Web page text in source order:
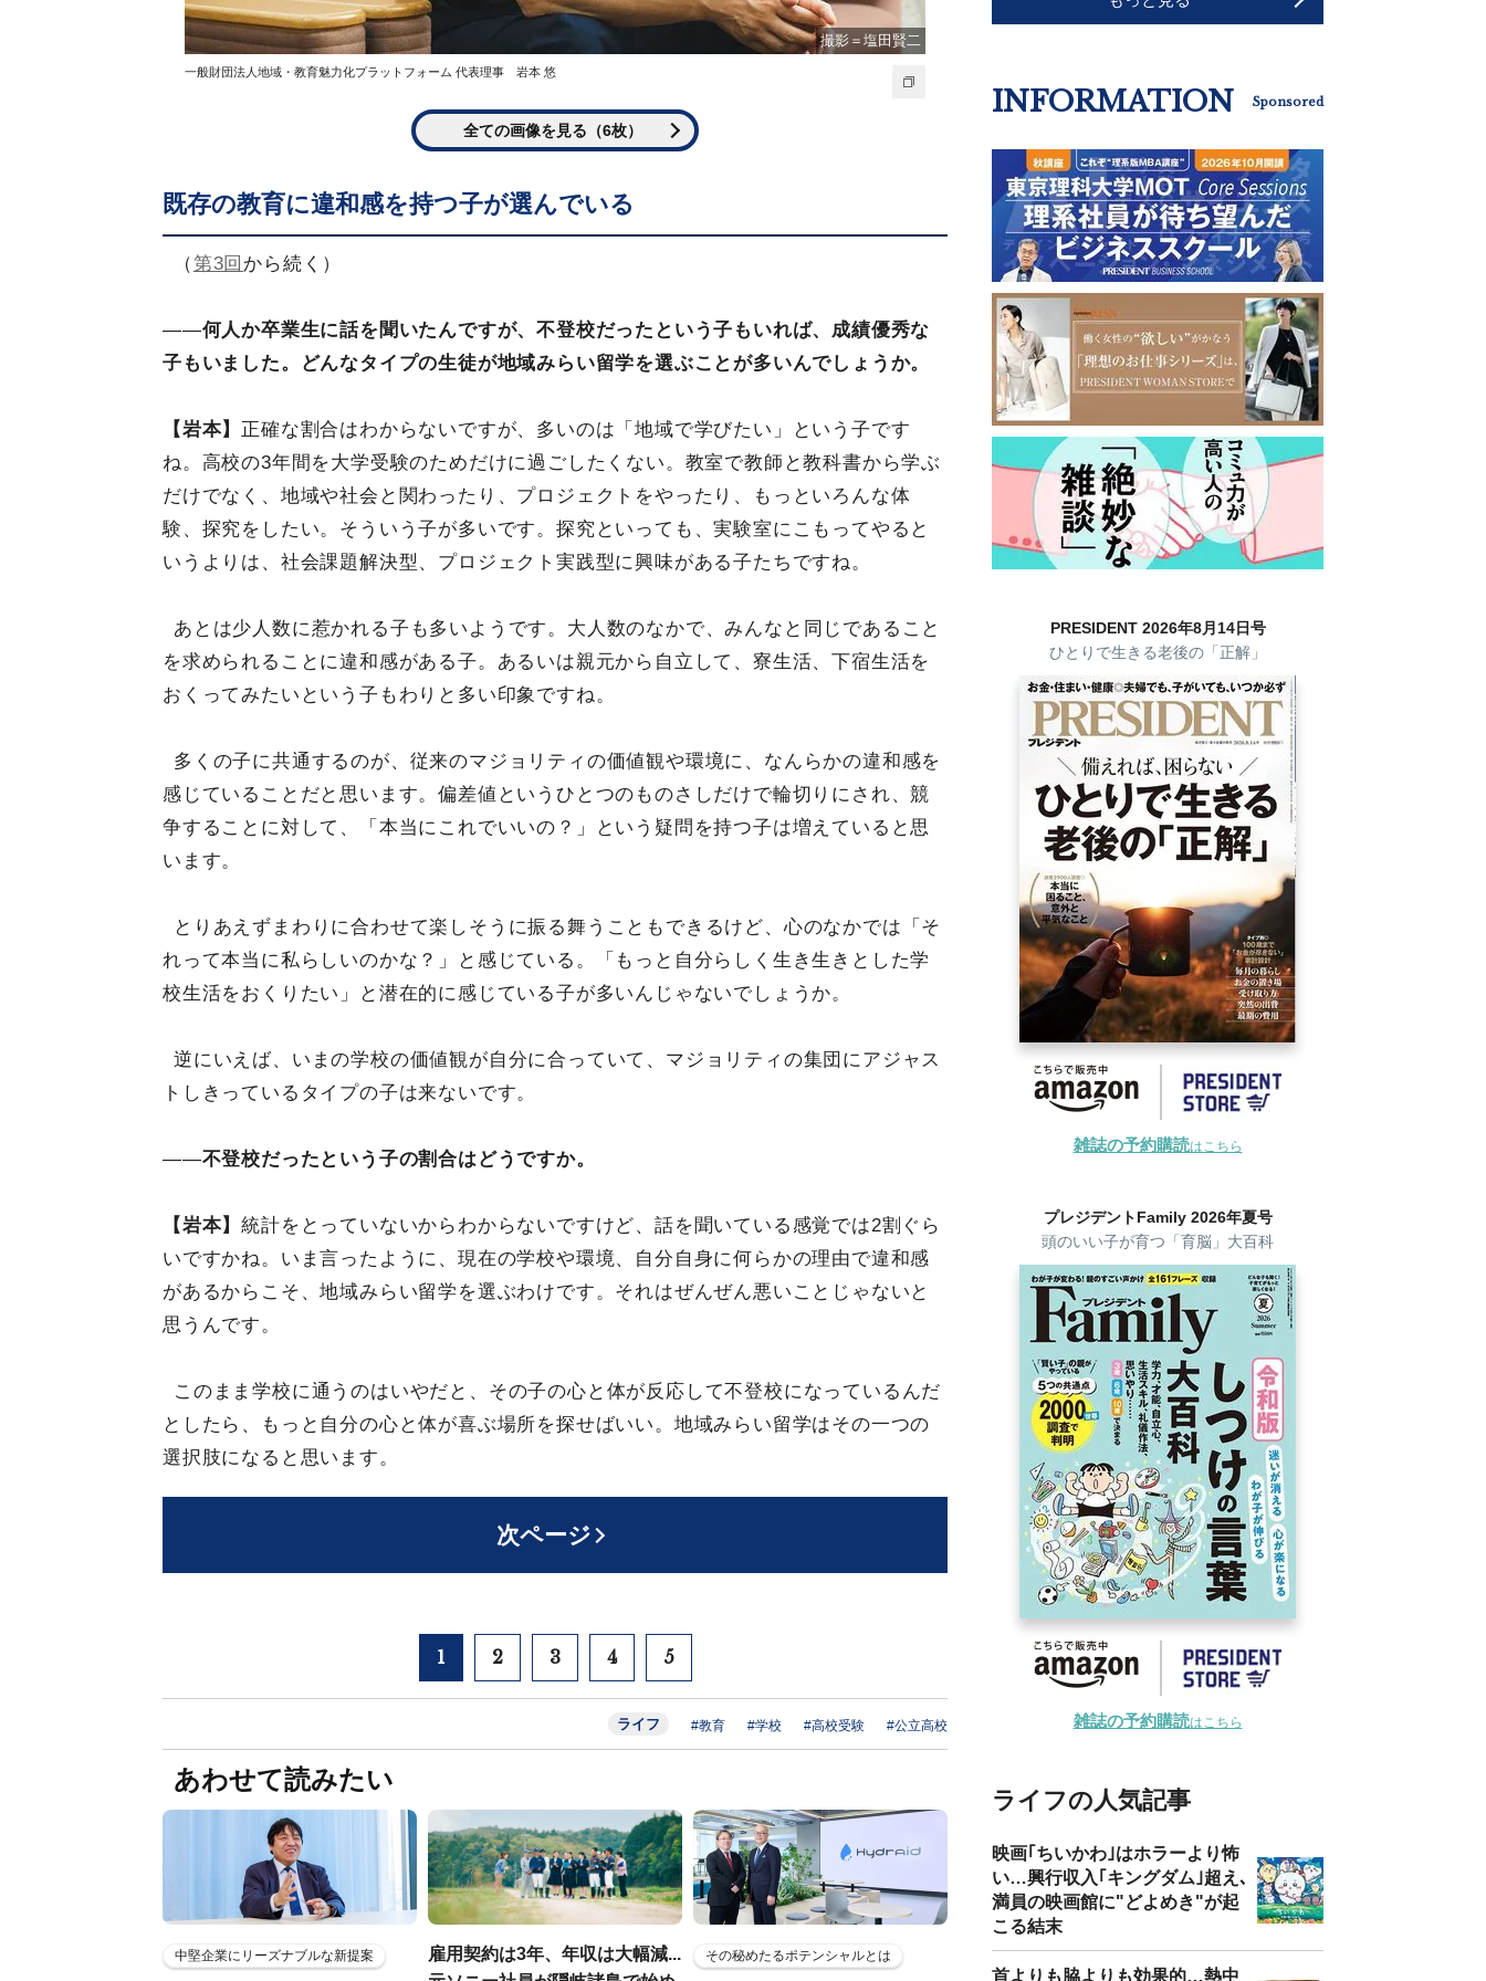
撮影＝塩田賢二
一般財団法人地域・教育魅力化プラットフォーム 代表理事 岩本 悠
全ての画像を見る（6枚）
既存の教育に違和感を持つ子が選んでいる
（第3回 から続く）
――何人か卒業生に話を聞いたんですが、不登校だったという子もいれば、成績優秀な
子もいました。どんなタイプの生徒が地域みらい留学を選ぶことが多いんでしょうか。
【岩本】 正確な割合はわからないですが、多いのは「地域で学びたい」という子です
ね。高校の3年間を大学受験のためだけに過ごしたくない。教室で教師と教科書から学ぶ
だけでなく、地域や社会と関わったり、プロジェクトをやったり、もっといろんな体
験、探究をしたい。そういう子が多いです。探究といっても、実験室にこもってやると
いうよりは、社会課題解決型、プロジェクト実践型に興味がある子たちですね。
あとは少人数に惹かれる子も多いようです。大人数のなかで、みんなと同じであること
を求められることに違和感がある子。あるいは親元から自立して、寮生活、下宿生活を
おくってみたいという子もわりと多い印象ですね。
多くの子に共通するのが、従来のマジョリティの価値観や環境に、なんらかの違和感を
感じていることだと思います。偏差値というひとつのものさしだけで輪切りにされ、競
争することに対して、「本当にこれでいいの？」という疑問を持つ子は増えていると思
います。
とりあえずまわりに合わせて楽しそうに振る舞うこともできるけど、心のなかでは「そ
れって本当に私らしいのかな？」と感じている。「もっと自分らしく生き生きとした学
校生活をおくりたい」と潜在的に感じている子が多いんじゃないでしょうか。
逆にいえば、いまの学校の価値観が自分に合っていて、マジョリティの集団にアジャス
トしきっているタイプの子は来ないです。
――不登校だったという子の割合はどうですか。
【岩本】統計をとっていないからわからないですけど、話を聞いている感覚では2割ぐら
いですかね。いま言ったように、現在の学校や環境、自分自身に何らかの理由で違和感
があるからこそ、地域みらい留学を選ぶわけです。それはぜんぜん悪いことじゃないと
思うんです。
このまま学校に通うのはいやだと、その子の心と体が反応して不登校になっているんだ
としたら、もっと自分の心と体が喜ぶ場所を探せばいい。地域みらい留学はその一つの
選択肢になると思います。
次ページ
1 2 3 4 5
ライフ #教育 #学校 #高校受験 #公立高校
あわせて読みたい
中堅企業にリーズナブルな新提案
雇用契約は3年、年収は大幅減...
その秘めたるポテンシャルとは
INFORMATION Sponsored
PRESIDENT 2026年8月14日号
ひとりで生きる老後の「正解」
雑誌の予約購読はこちら
プレジデントFamily 2026年夏号
頭のいい子が育つ「育脳」大百科
雑誌の予約購読はこちら
ライフの人気記事
映画｢ちいかわ｣はホラーより怖
い…興行収入｢キングダム｣超え､
満員の映画館に"どよめき"が起
こる結末
首よりも脇よりも効果的…熱中